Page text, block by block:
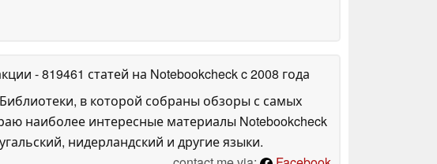
- 819461 статей на Notebookcheckc 2008 года
в которой собраны обзоры с самых
наиболее интересные материалы Notebookcheck
нидерландский и другие языки.